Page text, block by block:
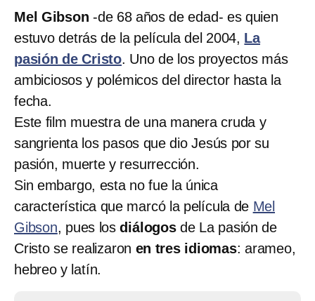
Mel Gibson -de 68 años de edad- es quien
estuvo detrás de la película del 2004, La
pasión de Cristo. Uno de los proyectos más
ambiciosos y polémicos del director hasta la
fecha.
Este film muestra de una manera cruda y
sangrienta los pasos que dio Jesús por su
pasión, muerte y resurrección.
Sin embargo, esta no fue la única
característica que marcó la película de Mel
Gibson, pues losdiálogosde La pasión de
Cristo se realizaron en tres idiomas: arameo,
hebreo y latín.